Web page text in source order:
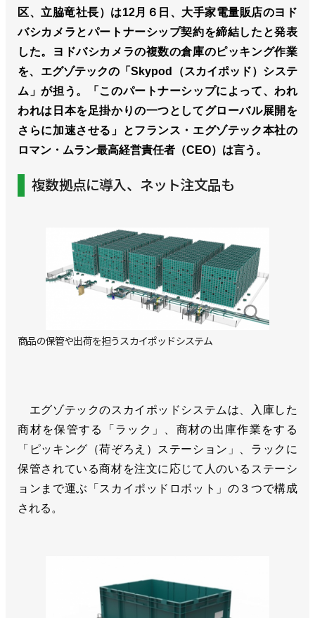
区、立脇竜社長）は12月６日、大手家電量販店のヨド
バシカメラとパートナーシップ契約を締結したと発表
した。ヨドバシカメラの複数の倉庫のピッキング作業
を、エグゾテックの「Skypod（スカイポッド）システ
ム」が担う。「このパートナーシップによって、われ
われは日本を足掛かりの一つとしてグローバル展開を
さらに加速させる」とフランス・エグゾテック本社の
ロマン・ムラン最高経営責任者（CEO）は言う。
複数拠点に導入、ネット注文品も
商品の保管や出荷を担うスカイポッドシステム
エグゾテックのスカイポッドシステムは、入庫した
商材を保管する「ラック」、商材の出庫作業をする
「ピッキング（荷ぞろえ）ステーション」、ラックに
保管されている商材を注文に応じて人のいるステーシ
ョンまで運ぶ「スカイポッドロボット」の３つで構成
される。